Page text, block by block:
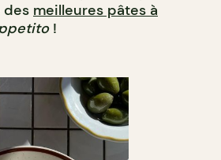
des meilleures pâtes à
!